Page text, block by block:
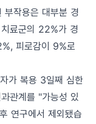
작용은 대부분 경
료군의 22%가 경
피로감이 9%로
가 복용 3일째 심한
관계를 "가능성 있
연구에서 제외됐습